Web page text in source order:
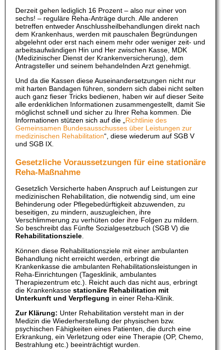
Derzeit gehen lediglich 16 Prozent – also nur einer von
sechs! – reguläre Reha-Anträge durch. Alle anderen
betreffen entweder Anschlussheilbehandlungen direkt nach
dem Krankenhaus, werden mit pauschalen Begründungen
abgelehnt oder erst nach einem mehr oder weniger zeit- und
arbeitsaufwändigen Hin und Her zwischen Kasse, MDK
(Medizinischer Dienst der Krankenversicherung), dem
Antragsteller und seinem behandelnden Arzt genehmigt.
Und da die Kassen diese Auseinandersetzungen nicht nur
mit harten Bandagen führen, sondern sich dabei nicht selten
auch ganz fieser Tricks bedienen, haben wir auf dieser Seite
alle erdenklichen Informationen zusammengestellt, damit Sie
möglichst schnell und sicher zu Ihrer Reha kommen. Die
Informationen stützen sich auf die „ Richtlinie des
Gemeinsamen Bundesausschusses über Leistungen zur
medizinischen Rehabilitation“, diese wiederum auf SGB V
und SGB IX.
Gesetzliche Voraussetzungen für eine stationäre
Reha-Maßnahme
Gesetzlich Versicherte haben Anspruch auf Leistungen zur
medizinischen Rehabilitation, die notwendig sind, um eine
Behinderung oder Pflegebedürftigkeit abzuwenden, zu
beseitigen, zu mindern, auszugleichen, ihre
Verschlimmerung zu verhüten oder ihre Folgen zu mildern.
So beschreibt das Fünfte Sozialgesetzbuch (SGB V) die
Rehabilitationsziele
Können diese Rehabilitationsziele mit einer ambulanten
Behandlung nicht erreicht werden, erbringt die
Krankenkasse die ambulanten Rehabilitationsleistungen in
Reha-Einrichtungen (Tagesklinik, ambulantes
Therapiezentrum etc.). Reicht auch das nicht aus, erbringt
die Krankenkasse stationäre Rehabilitation mit
Unterkunft und Verpflegung in einer Reha-Klinik.
Zur Klärung: Unter Rehabilitation versteht man in der
Medizin die Wiederherstellung der physischen bzw.
psychischen Fähigkeiten eines Patienten, die durch eine
Erkrankung, ein Verletzung oder eine Therapie (OP, Chemo,
Bestrahlung etc.) beeinträchtigt wurden.